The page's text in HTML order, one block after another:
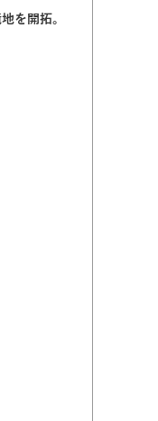
を開拓。